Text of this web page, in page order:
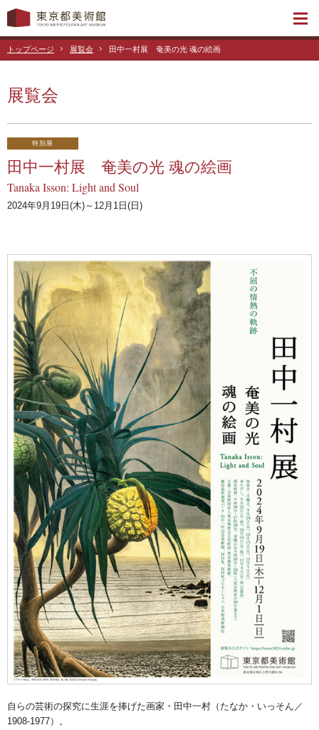
トップページ 展覧会 田中一村展 奄美の光 魂の絵画
展覧会
特別展
田中一村展 奄美の光 魂の絵画
Tanaka Isson: Light and Soul
2024年9月19日(木)～12月1日(日)
自らの芸術の探究に生涯を捧げた画家・田中一村（たなか・いっそん／
1908-1977）。